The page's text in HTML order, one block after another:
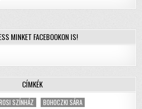
MINKET FACEBOOKON IS!
CÍMKÉK
SZÍNHÁZ
BOHOCZKI SÁRA